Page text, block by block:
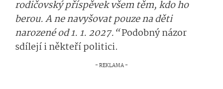
rodičovský příspěvek všem těm, kdo ho
berou. A ne navyšovat pouze na děti
narozené od 1. 1. 2027.“Podobný názor
sdílejí i někteří politici.